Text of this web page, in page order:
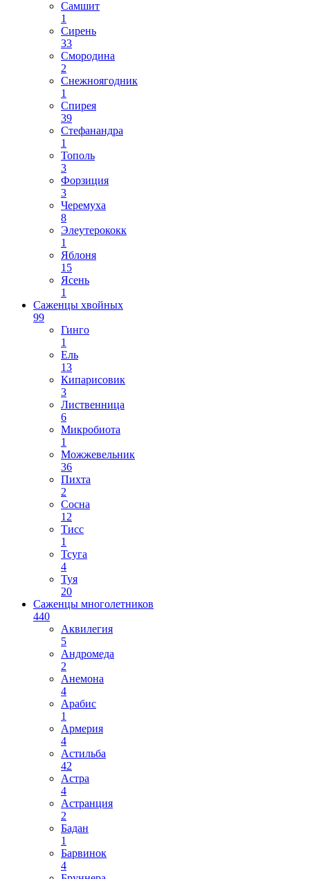
Самшит
1
Сирень
33
Смородина
2
Снежноягодник
1
Спирея
39
Стефанандра
1
Тополь
3
Форзиция
3
Черемуха
8
Элеутерококк
1
Яблоня
15
Ясень
1
Саженцы хвойных
99
Гинго
1
Ель
13
Кипарисовик
3
Лиственница
6
Микробиота
1
Можжевельник
36
Пихта
2
Сосна
12
Тисс
1
Тсуга
4
Туя
20
Саженцы многолетников
440
Аквилегия
5
Андромеда
2
Анемона
4
Арабис
1
Армерия
4
Астильба
42
Астра
4
Астранция
2
Бадан
1
Барвинок
4